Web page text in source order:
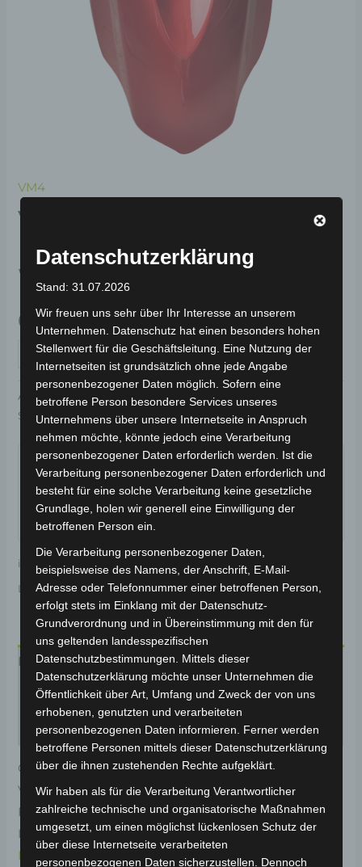
VM4
VM4 VORDERER
KOTFLÜGELABDECKUNG-
WEISS
69,00€ *
IN DEN WARENKORB
Artikelnummer: 3M402-6007A-03 Kategorie:
Schlagwort:Karosserie & Verkleidung
Garantiert sicherer Checkout
inkl. 19 % MwSt.
Kostenloser Versand
Lieferzeit:Versandfertig innerhalb 24 Stunden*
Beschreibung
Produktsicherheit
Rezensionen (0)
Original-Ersatzteil für den 3-Rad Seniorenmobil VM4.
Vorderer kotflügelabdeckung-weiss für optimale
Funktionalität und Haltbarkeit. Weitere
Informationen zum Fahrzeug findest du hier:Volta
Motor 3-Rad Seniorenmobil VM4
Datenschutzerklärung
Stand: 31.07.2026
Wir freuen uns sehr über Ihr Interesse an unserem
Unternehmen. Datenschutz hat einen besonders hohen
Stellenwert für die Geschäftsleitung. Eine Nutzung der
Internetseiten ist grundsätzlich ohne jede Angabe
personenbezogener Daten möglich. Sofern eine
betroffene Person besondere Services unseres
Unternehmens über unsere Internetseite in Anspruch
nehmen möchte, könnte jedoch eine Verarbeitung
personenbezogener Daten erforderlich werden. Ist die
Verarbeitung personenbezogener Daten erforderlich und
besteht für eine solche Verarbeitung keine gesetzliche
Grundlage, holen wir generell eine Einwilligung der
betroffenen Person ein.
Die Verarbeitung personenbezogener Daten,
beispielsweise des Namens, der Anschrift, E-Mail-
Adresse oder Telefonnummer einer betroffenen Person,
erfolgt stets im Einklang mit der Datenschutz-
Grundverordnung und in Übereinstimmung mit den für
uns geltenden landesspezifischen
Datenschutzbestimmungen. Mittels dieser
Datenschutzerklärung möchte unser Unternehmen die
Öffentlichkeit über Art, Umfang und Zweck der von uns
erhobenen, genutzten und verarbeiteten
personenbezogenen Daten informieren. Ferner werden
betroffene Personen mittels dieser Datenschutzerklärung
über die ihnen zustehenden Rechte aufgeklärt.
Wir haben als für die Verarbeitung Verantwortlicher
zahlreiche technische und organisatorische Maßnahmen
umgesetzt, um einen möglichst lückenlosen Schutz der
über diese Internetseite verarbeiteten
personenbezogenen Daten sicherzustellen. Dennoch